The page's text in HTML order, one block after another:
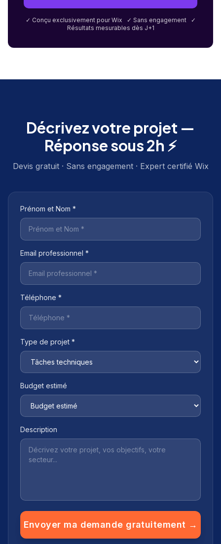
✓ Conçu exclusivement pour Wix ✓ Sans engagement ✓
Résultats mesurables dès J+1
Décrivez votre projet —
Réponse sous 2h ⚡
Devis gratuit · Sans engagement · Expert certifié Wix
Prénom et Nom *
Email professionnel *
Téléphone *
Type de projet *
Budget estimé
Description
Envoyer ma demande gratuitement →